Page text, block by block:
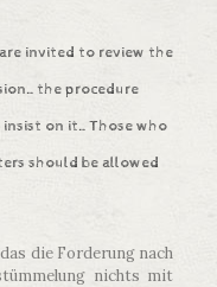
invited to review the
procedure
on it…Those who
should be allowed
die Forderung nach
nichts mit